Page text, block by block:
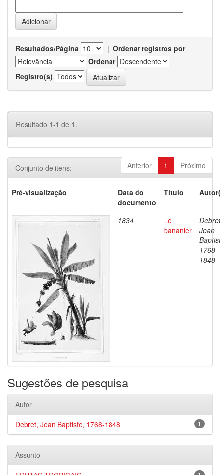
Resultados/Página | Ordenar registros por
Ordenar
Registro(s)
Resultado 1-1 de 1.
Anterior 1 Próximo
Conjunto de itens:
Pré-visualização
Data do
documento
Título
1834
Le
bananier
Jean
1768-
1848
Sugestões de pesquisa
Autor
1
Debret, Jean Baptiste, 1768-1848
Assunto